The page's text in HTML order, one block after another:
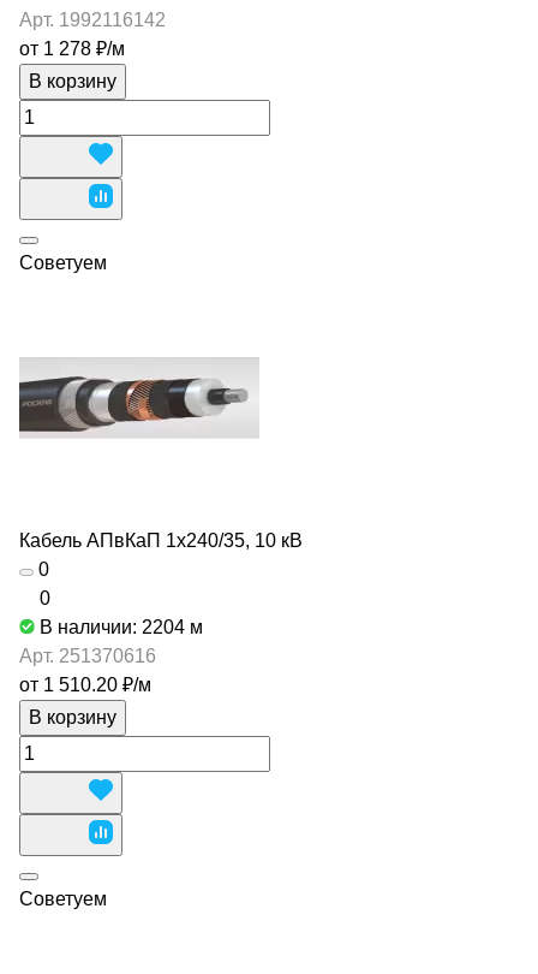
Арт. 1992116142
от 1 278 ₽/м
В корзину
Советуем
Кабель АПвКаП 1х240/35, 10 кВ
0
0
В наличии: 2204 м
Арт. 251370616
от 1 510.20 ₽/м
В корзину
Советуем